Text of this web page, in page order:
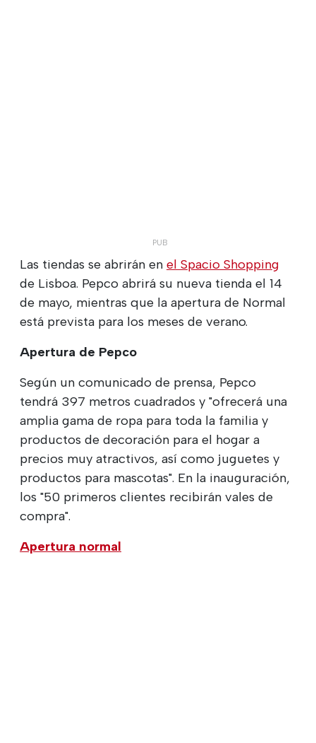
Las tiendas se abrirán en el Spacio Shopping
de Lisboa. Pepco abrirá su nueva tienda el 14
de mayo, mientras que la apertura de Normal
está prevista para los meses de verano.
Apertura de Pepco
Según un comunicado de prensa, Pepco
tendrá 397 metros cuadrados y "ofrecerá una
amplia gama de ropa para toda la familia y
productos de decoración para el hogar a
precios muy atractivos, así como juguetes y
productos para mascotas". En la inauguración,
los "50 primeros clientes recibirán vales de
compra".
Apertura normal